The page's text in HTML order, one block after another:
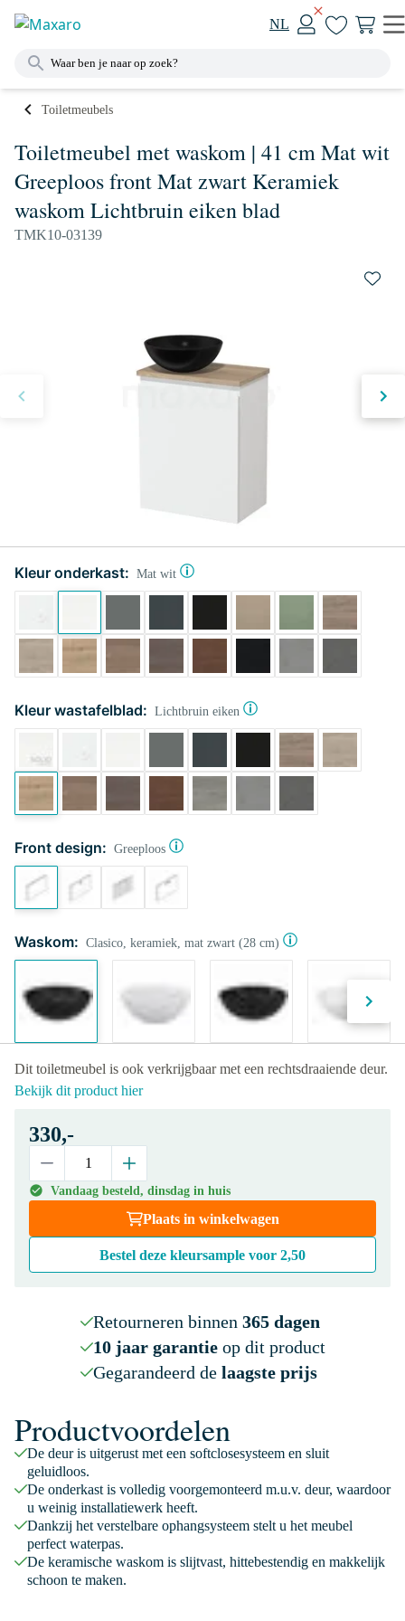
NL
Toiletmeubels
Toiletmeubel met waskom | 41 cm Mat wit
Greeploos front Mat zwart Keramiek
waskom Lichtbruin eiken blad
TMK10-03139
Kleur onderkast: Mat wit
Kleur wastafelblad: Lichtbruin eiken
Front design: Greeploos
Waskom: Clasico, keramiek, mat zwart (28 cm)
Dit toiletmeubel is ook verkrijgbaar met een rechtsdraaiende deur.
Bekijk dit product hier
330,-
Vandaag besteld, dinsdag in huis
Plaats in winkelwagen
Bestel deze kleursample voor 2,50
Retourneren binnen 365 dagen
10 jaar garantieop dit product
Gegarandeerd de laagste prijs
Productvoordelen
De deur is uitgerust met een softclosesysteem en sluit
geluidloos.
De onderkast is volledig voorgemonteerd m.u.v. deur, waardoor
u weinig installatiewerk heeft.
Dankzij het verstelbare ophangsysteem stelt u het meubel
perfect waterpas.
De keramische waskom is slijtvast, hittebestendig en makkelijk
schoon te maken.